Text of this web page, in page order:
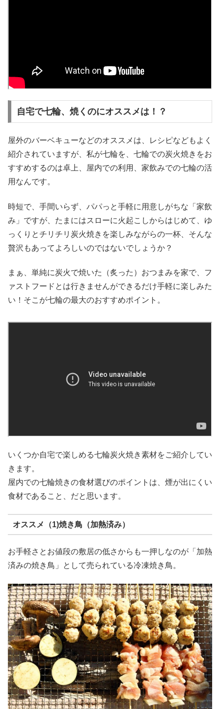
自宅で七輪、焼くのにオススメは！？
屋外のバーベキューなどのオススメは、レシピなどもよく
紹介されていますが、私が七輪を、七輪での炭火焼きをお
すすめするのは卓上、屋内での利用、家飲みでの七輪の活
用なんです。
時短で、手間いらず、パパっと手軽に用意しがちな「家飲
み」ですが、たまにはスローに火起こしからはじめて、ゆ
っくりとチリチリ炭火焼きを楽しみながらの一杯、そんな
贅沢もあってよろしいのではないでしょうか？
まぁ、単純に炭火で焼いた（炙った）おつまみを家で、フ
ァストフードとは行きませんができるだけ手軽に楽しみた
い！そこが七輪の最大のおすすめポイント。
いくつか自宅で楽しめる七輪炭火焼き素材をご紹介してい
きます。
屋内での七輪焼きの食材選びのポイントは、煙が出にくい
食材であること、だと思います。
オススメ（1)焼き鳥（加熱済み）
お手軽さとお値段の敷居の低さからも一押しなのが「加熱
済みの焼き鳥」として売られている冷凍焼き鳥。